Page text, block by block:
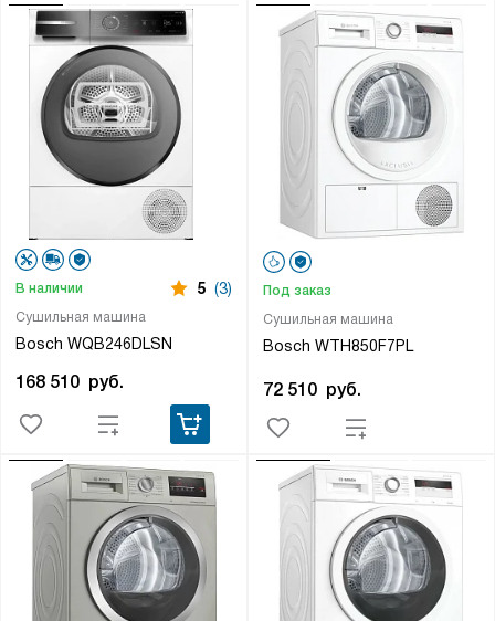
Сушильная машина
Bosch WQB246DLSN
В наличии 5 (3)
168 510 руб.
Сушильная машина
Bosch WTH850F7PL
Под заказ
72 510 руб.